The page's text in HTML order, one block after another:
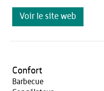
Voir le site web
Confort
Barbecue